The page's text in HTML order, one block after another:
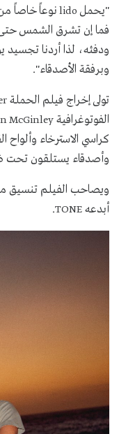
"يحمل lidoنوعاً خاصاً
فما إن تشرق الشمس
ودفئه، لذا أردنا
وبرفقة الأصدقاء".
تولى إخراج فيلم الحملة
الفوتوغرافيةMcGinley
كراسي الاسترخاء
وأصدقاء يستلقون تحت
ويصاحب الفيلم تنسيق
أبدعه TONE
.